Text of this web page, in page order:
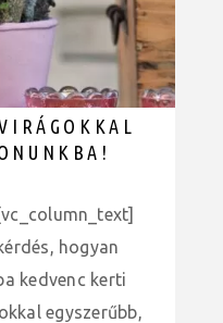
hogyan
kedvenc kerti
egyszerűbb,